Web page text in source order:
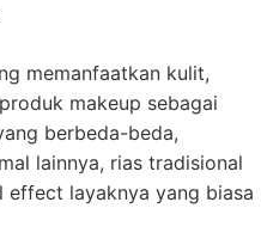
memanfaatkan kulit,
makeup sebagai
berbeda-beda,
lainnya, rias tradisional
layaknya yang biasa